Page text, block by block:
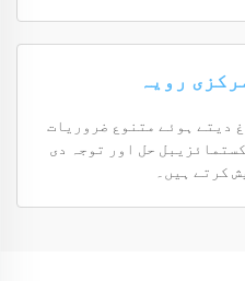
دیتے ہوئے متنوع ضروریات
حل اور توجہ دی
کرتے ہیں۔